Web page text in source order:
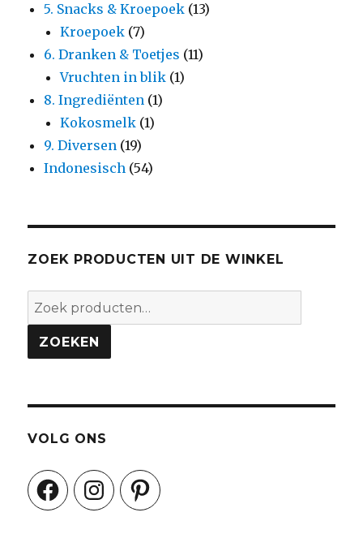
5. Snacks & Kroepoek (13)
Kroepoek (7)
6. Dranken & Toetjes (11)
Vruchten in blik (1)
8. Ingrediënten (1)
Kokosmelk (1)
9. Diversen (19)
Indonesisch (54)
ZOEK PRODUCTEN UIT DE WINKEL
Zoeken
naar:
ZOEKEN
VOLG ONS
FacebookInstagramPinterest